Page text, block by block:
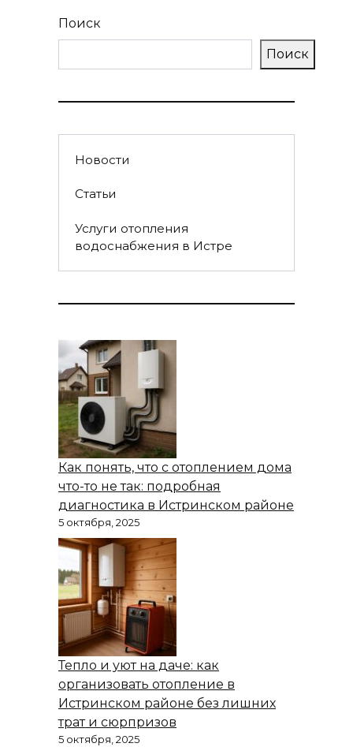
Поиск
Поиск
Новости
Статьи
Услуги отопления
водоснабжения в Истре
Как понять, что с отоплением дома
что-то не так: подробная
диагностика в Истринском районе
5 октября, 2025
Тепло и уют на даче: как
организовать отопление в
Истринском районе без лишних
трат и сюрпризов
5 октября, 2025